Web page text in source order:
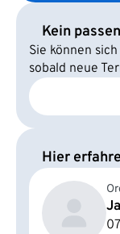
Kein
Sie können
sobald neue
Hier